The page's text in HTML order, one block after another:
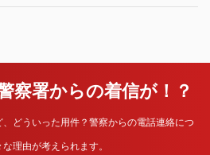
察署からの着信が！？
どういった用件？警察からの電話連絡につ
理由が考えられます。